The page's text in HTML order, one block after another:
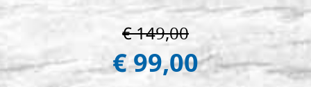
€ 149,00
€ 99,00